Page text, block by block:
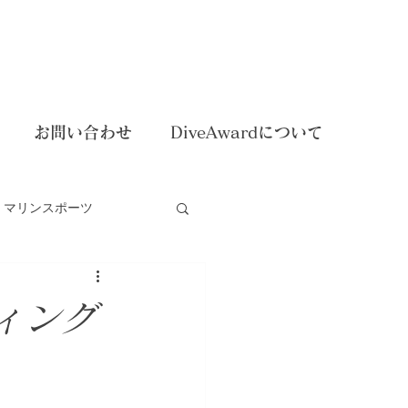
お問い合わせ DiveAwardについて
マリンスポーツ
ング